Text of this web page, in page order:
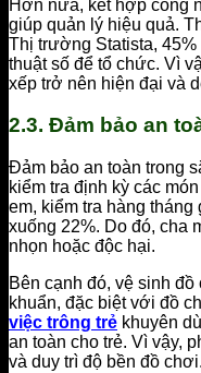
Hơn nữa, kết hợp công
giúp quản lý hiệu quả.
Thị trường Statista,
thuật số để tổ chức. Vì
xếp trở nên hiện đại và
2.3. Đảm bảo an
Đảm bảo an toàn trong
kiểm tra định kỳ các
em, kiểm tra hàng
xuống 22%. Do đó, cha
nhọn hoặc độc hại.
Bên cạnh đó, vệ sinh
khuẩn, đặc biệt với đồ
việc trông trẻ khuyên
an toàn cho trẻ. Vì vậy,
và duy trì độ bền đồ chơi.